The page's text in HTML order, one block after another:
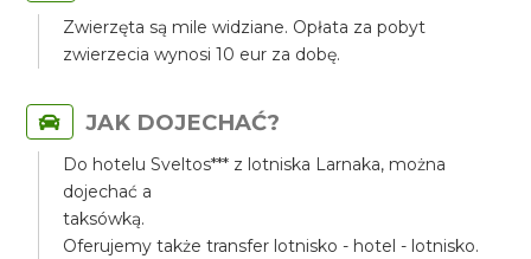
Zwierzęta są mile widziane. Opłata za pobyt
zwierzecia wynosi 10 eur za dobę.
JAK DOJECHAĆ?
Do hotelu Sveltos*** z lotniska Larnaka, można
dojechać a
taksówką.
Oferujemy także transfer lotnisko - hotel - lotnisko.